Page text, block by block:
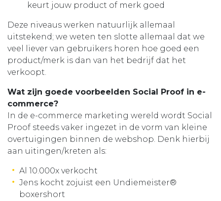
keurt jouw product of merk goed
Deze niveaus werken natuurlijk allemaal
uitstekend; we weten ten slotte allemaal dat we
veel liever van gebruikers horen hoe goed een
product/merk is dan van het bedrijf dat het
verkoopt.
Wat zijn goede voorbeelden Social Proof in e-
commerce?
In de e-commerce marketing wereld wordt Social
Proof steeds vaker ingezet in de vorm van kleine
overtuigingen binnen de webshop. Denk hierbij
aan uitingen/kreten als:
Al 10.000x verkocht
Jens kocht zojuist een Undiemeister®
boxershort